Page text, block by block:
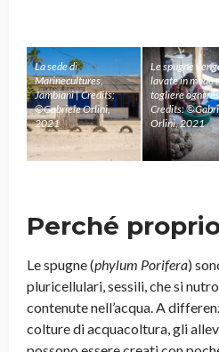
La sede di
Marinecultures,
Jambiani | Credits:
©Gabriele Orlini,
2021
Le spugne
lavate in modo
togliere ogni
Credits:
Orlini, 2021
Perché
Le spugne (phylum Porifera)
pluricellulari, sessili, che si
contenute nell’acqua. A
colture di acquacoltura, gli